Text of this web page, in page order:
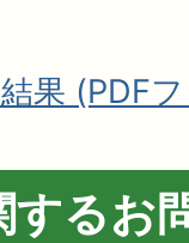
果 (PDF
するお